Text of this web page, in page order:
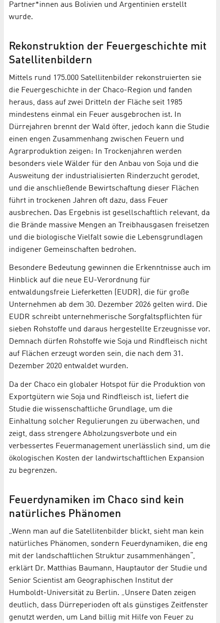
Partner*innen aus Bolivien und Argentinien erstellt
wurde.
Rekonstruktion der Feuergeschichte mit
Satellitenbildern
Mittels rund 175.000 Satellitenbilder rekonstruierten sie
die Feuergeschichte in der Chaco-Region und fanden
heraus, dass auf zwei Dritteln der Fläche seit 1985
mindestens einmal ein Feuer ausgebrochen ist. In
Dürrejahren brennt der Wald öfter, jedoch kann die Studie
einen engen Zusammenhang zwischen Feuern und
Agrarproduktion zeigen: In Trockenjahren werden
besonders viele Wälder für den Anbau von Soja und die
Ausweitung der industrialisierten Rinderzucht gerodet,
und die anschließende Bewirtschaftung dieser Flächen
führt in trockenen Jahren oft dazu, dass Feuer
ausbrechen. Das Ergebnis ist gesellschaftlich relevant, da
die Brände massive Mengen an Treibhausgasen freisetzen
und die biologische Vielfalt sowie die Lebensgrundlagen
indigener Gemeinschaften bedrohen.
Besondere Bedeutung gewinnen die Erkenntnisse auch im
Hinblick auf die neue EU-Verordnung für
entwaldungsfreie Lieferketten (EUDR), die für große
Unternehmen ab dem 30. Dezember 2026 gelten wird. Die
EUDR schreibt unternehmerische Sorgfaltspflichten für
sieben Rohstoffe und daraus hergestellte Erzeugnisse vor.
Demnach dürfen Rohstoffe wie Soja und Rindfleisch nicht
auf Flächen erzeugt worden sein, die nach dem 31.
Dezember 2020 entwaldet wurden.
Da der Chaco ein globaler Hotspot für die Produktion von
Exportgütern wie Soja und Rindfleisch ist, liefert die
Studie die wissenschaftliche Grundlage, um die
Einhaltung solcher Regulierungen zu überwachen, und
zeigt, dass strengere Abholzungsverbote und ein
verbessertes Feuermanagement unerlässlich sind, um die
ökologischen Kosten der landwirtschaftlichen Expansion
zu begrenzen.
Feuerdynamiken im Chaco sind kein
natürliches Phänomen
„Wenn man auf die Satellitenbilder blickt, sieht man kein
natürliches Phänomen, sondern Feuerdynamiken, die eng
mit der landschaftlichen Struktur zusammenhängen“,
erklärt Dr. Matthias Baumann, Hauptautor der Studie und
Senior Scientist am Geographischen Institut der
Humboldt-Universität zu Berlin. „Unsere Daten zeigen
deutlich, dass Dürreperioden oft als günstiges Zeitfenster
genutzt werden, um Land billig mit Hilfe von Feuer zu